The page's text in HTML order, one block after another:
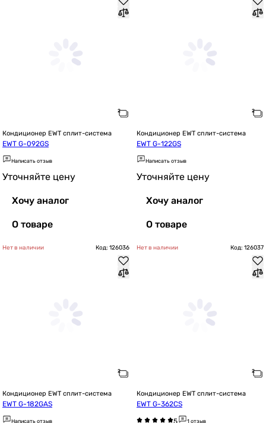
Кондиционер EWT сплит-система
EWT G-092GS
Написать отзыв
Уточняйте цену
Хочу аналог
О товаре
Кондиционер EWT сплит-система
EWT G-122GS
Написать отзыв
Уточняйте цену
Хочу аналог
О товаре
Нет в наличии Код: 126036
Кондиционер EWT сплит-система
EWT G-182GAS
Написать отзыв
Нет в наличии Код: 126037
Кондиционер EWT сплит-система
EWT G-362CS
1 отзыв